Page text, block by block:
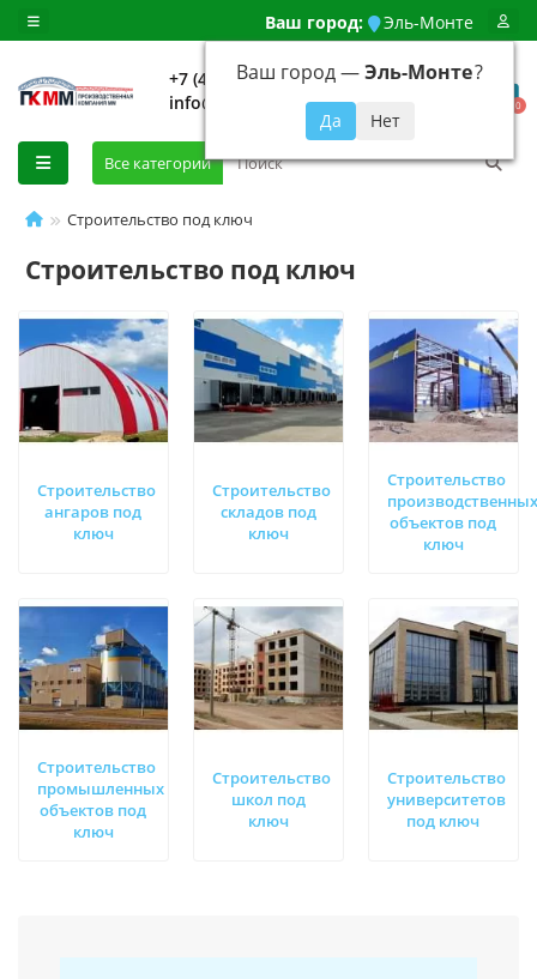
Ваш город: Эль-Монте
Ваш город —Эль-Монте?
+7 (499) 648-92-94
info@evroshtaketnikmoskva.ru
0
Все категории
Строительство под ключ
Строительство под ключ
Строительство
ангаров под
ключ
Строительство
складов под
ключ
Строительство
производственных
объектов под
ключ
Строительство
промышленных
объектов под
ключ
Строительство
школ под
ключ
Строительство
университетов
под ключ